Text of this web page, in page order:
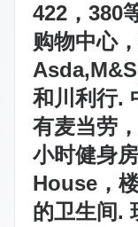
422，380
购物中心
和川利行.
有麦当劳
小时健身
House，
的卫生间.